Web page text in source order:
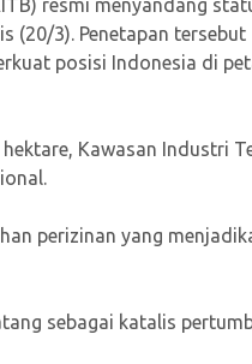
resmi menyandang
(20/3). Penetapan tersebut
posisi Indonesia di
Kawasan Industri
perizinan yang
sebagai katalis